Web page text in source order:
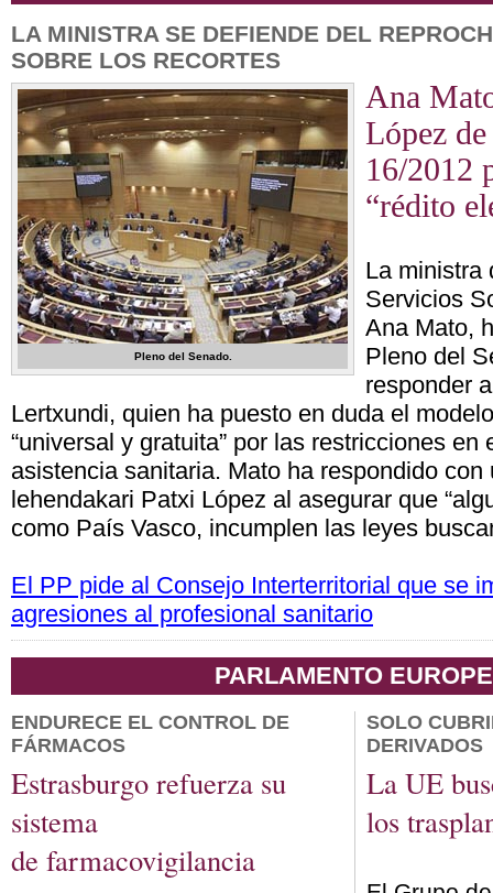
LA MINISTRA SE DEFIENDE DEL
SOBRE LOS RECORTES
Pleno del Senado.
Ana
López
16/2012
“rédito
La ministra
Servicios
Ana Mato,
Pleno del
responder
Lertxundi, quien ha puesto en duda el
“universal y gratuita” por las restricciones en
asistencia sanitaria. Mato ha respondido con
lehendakari Patxi López al asegurar que
como País Vasco, incumplen las leyes
El PP pide al Consejo Interterritorial que se
agresiones al profesional sanitario
PARLAMENTO
ENDURECE EL CONTROL DE
FÁRMACOS
Estrasburgo refuerza su
sistema
de farmacovigilancia
SOLO
DERIVADOS
La UE
los